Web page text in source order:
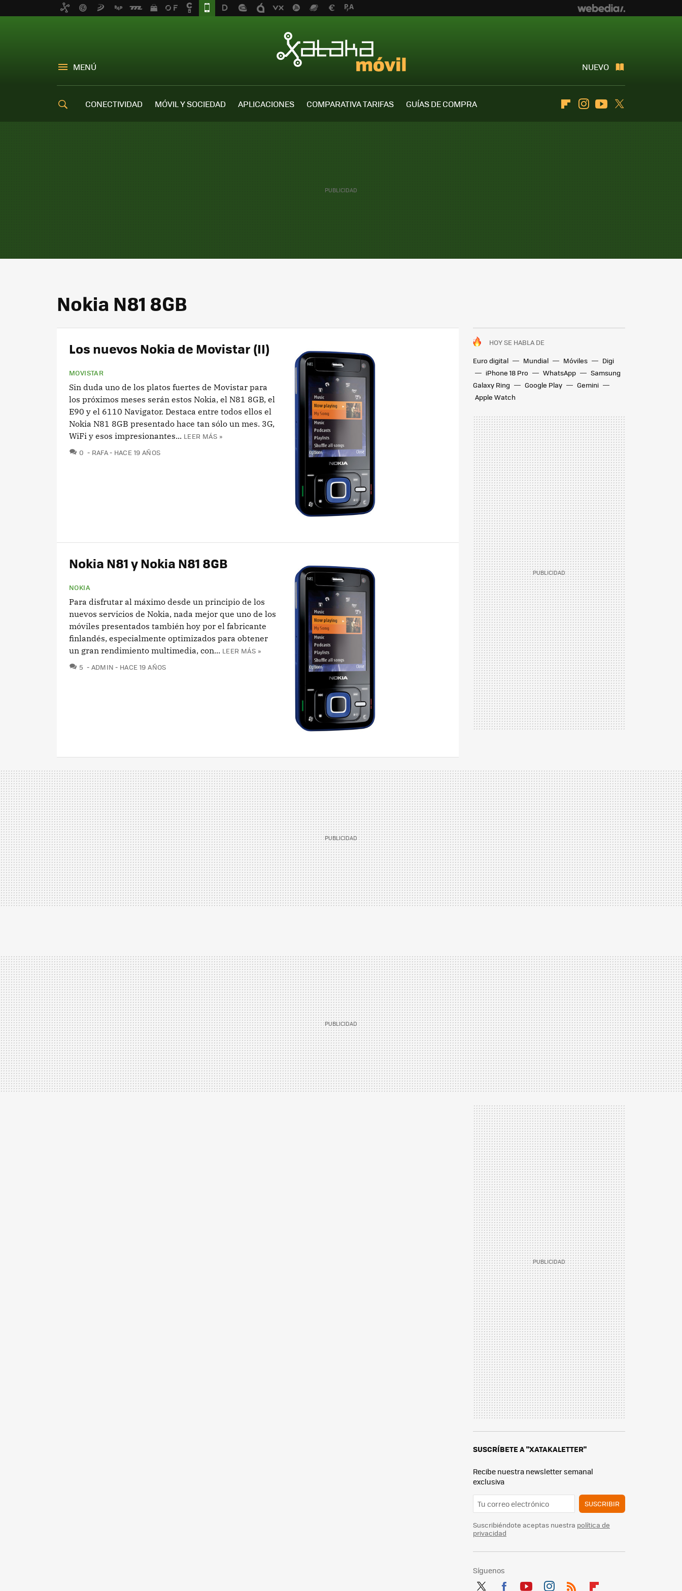
MENÚ NUEVO
CONECTIVIDAD MÓVIL Y SOCIEDAD APLICACIONES COMPARATIVA TARIFAS
GUÍAS DE COMPRA
FlipboardInstagramYoutube
Nokia N81 8GB
HOY SE HABLA DE
Euro digital
Mundial Móviles
Digi
iPhone 18 Pro
WhatsApp
Samsung
Galaxy Ring
Google Play
Gemini
Apple Watch
Los nuevos Nokia de Movistar (II)
MOVISTAR
Sin duda uno de los platos fuertes de Movistar para
los próximos meses serán estos Nokia, el N81 8GB, el
E90 y el 6110 Navigator. Destaca entre todos ellos el
Nokia N81 8GB presentado hace tan sólo un mes. 3G,
WiFi y esos impresionantes... LEER MÁS »
0 COMENTARIOS
RAFA HACE 19 AÑOS
Nokia N81 y Nokia N81 8GB
NOKIA
Para disfrutar al máximo desde un principio de los
nuevos servicios de Nokia, nada mejor que uno de los
móviles presentados también hoy por el fabricante
finlandés, especialmente optimizados para obtener
un gran rendimiento multimedia, con... LEER MÁS »
5 COMENTARIOS
ADMIN HACE 19 AÑOS
SUSCRÍBETE A "XATAKALETTER"
Recibe nuestra newsletter semanal
exclusiva
SUSCRIBIR
Suscribiéndote aceptas nuestra política de
privacidad
Síguenos